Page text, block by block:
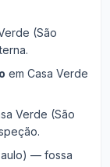
(São
em Casa Verde
Verde (São
— fossa